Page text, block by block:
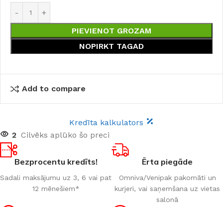
PIEVIENOT GROZAM
NOPIRKT TAGAD
Add to compare
Kredīta kalkulators
2 Cilvēks aplūko šo preci
Bezprocentu kredīts!
Sadali maksājumu uz 3, 6 vai pat
12 mēnešiem*
Ērta piegāde
Omniva/Venipak pakomāti un
kurjeri, vai saņemšana uz vietas
salonā